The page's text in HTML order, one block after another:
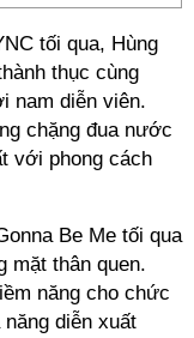
tối qua, Hùng
thục cùng
nam diễn viên.
chặng đua nước
với phong cách
Be Me tối qua
mặt thân quen.
năng cho chức
diễn xuất